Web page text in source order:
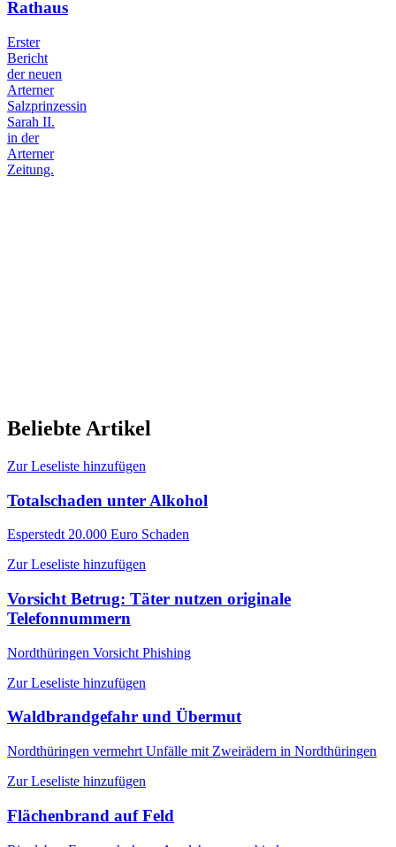
Rathaus
Erster
Bericht
der neuen
Arterner
Salzprinzessin
Sarah II.
in der
Arterner
Zeitung.
Beliebte Artikel
Zur Leseliste hinzufügen
Totalschaden unter Alkohol
Esperstedt 20.000 Euro Schaden
Zur Leseliste hinzufügen
Vorsicht Betrug: Täter nutzen originale
Telefonnummern
Nordthüringen Vorsicht Phishing
Zur Leseliste hinzufügen
Waldbrandgefahr und Übermut
Nordthüringen vermehrt Unfälle mit Zweirädern in Nordthüringen
Zur Leseliste hinzufügen
Flächenbrand auf Feld